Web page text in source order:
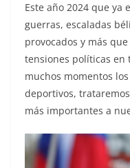
Este año 2024 que ya
guerras, escaladas
provocados y más
tensiones políticas en
muchos momentos
deportivos,
más importantes a